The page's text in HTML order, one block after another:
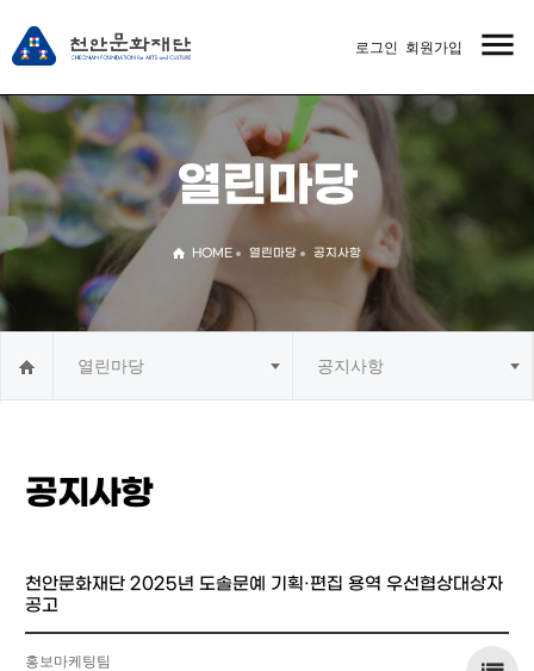
menu
로그인 회원가입
열린마당
HOME 열린마당 공지사항
열린마당 공지사항
공지사항
천안문화재단 2025년 도솔문예 기획·편집 용역 우선협상대상자
공고
홍보마케팅팀